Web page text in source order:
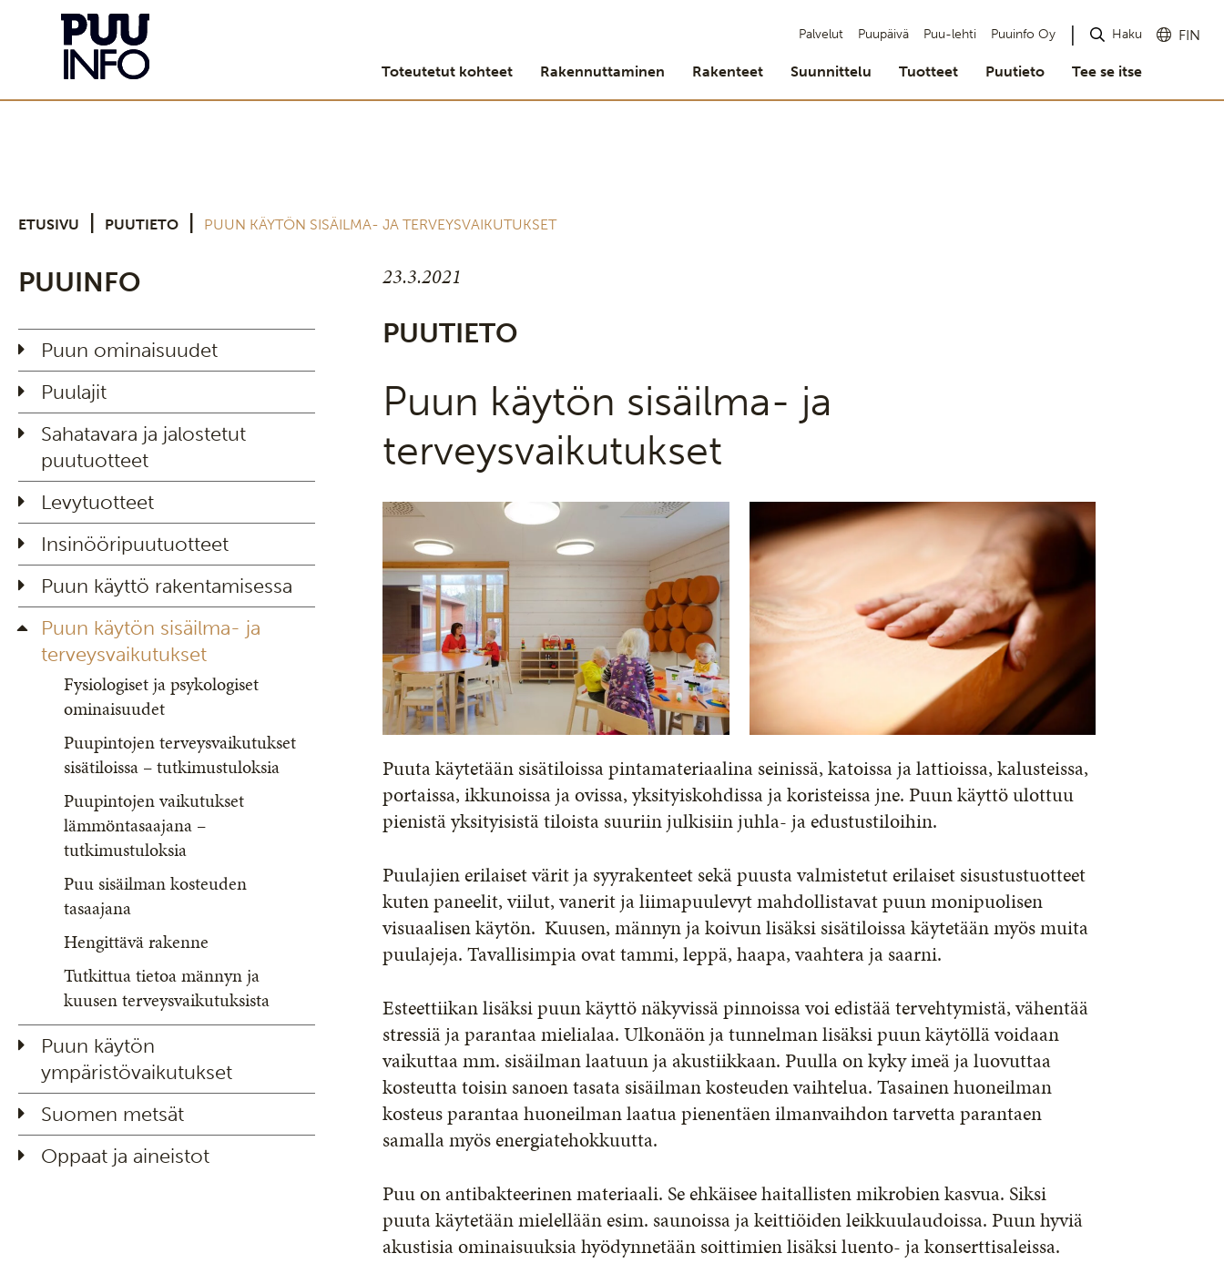
Palvelut Puupäivä Puu-lehti Puuinfo Oy Haku FIN
Toteutetut kohteet Rakennuttaminen Rakenteet Suunnittelu Tuotteet Puutieto Tee se itse
ETUSIVU PUUTIETO PUUN KÄYTÖN SISÄILMA- JA TERVEYSVAIKUTUKSET
PUUINFO
Puun ominaisuudet
Puulajit
Sahatavara ja jalostetut
puutuotteet
Levytuotteet
Insinööripuutuotteet
Puun käyttö rakentamisessa
Puun käytön sisäilma- ja
terveysvaikutukset
Fysiologiset ja psykologiset
ominaisuudet
Puupintojen terveysvaikutukset
sisätiloissa – tutkimustuloksia
Puupintojen vaikutukset
lämmöntasaajana –
tutkimustuloksia
Puu sisäilman kosteuden
tasaajana
Hengittävä rakenne
Tutkittua tietoa männyn ja
kuusen terveysvaikutuksista
Puun käytön
ympäristövaikutukset
Suomen metsät
Oppaat ja aineistot
23.3.2021
PUUTIETO
Puun käytön sisäilma- ja
terveysvaikutukset
Puuta käytetään sisätiloissa pintamateriaalina seinissä, katoissa ja lattioissa, kalusteissa,
portaissa, ikkunoissa ja ovissa, yksityiskohdissa ja koristeissa jne. Puun käyttö ulottuu
pienistä yksityisistä tiloista suuriin julkisiin juhla- ja edustustiloihin.
Puulajien erilaiset värit ja syyrakenteet sekä puusta valmistetut erilaiset sisustustuotteet
kuten paneelit, viilut, vanerit ja liimapuulevyt mahdollistavat puun monipuolisen
visuaalisen käytön. Kuusen, männyn ja koivun lisäksi sisätiloissa käytetään myös muita
puulajeja. Tavallisimpia ovat tammi, leppä, haapa, vaahtera ja saarni.
Esteettiikan lisäksi puun käyttö näkyvissä pinnoissa voi edistää tervehtymistä, vähentää
stressiä ja parantaa mielialaa. Ulkonäön ja tunnelman lisäksi puun käytöllä voidaan
vaikuttaa mm. sisäilman laatuun ja akustiikkaan. Puulla on kyky imeä ja luovuttaa
kosteutta toisin sanoen tasata sisäilman kosteuden vaihtelua. Tasainen huoneilman
kosteus parantaa huoneilman laatua pienentäen ilmanvaihdon tarvetta parantaen
samalla myös energiatehokkuutta.
Puu on antibakteerinen materiaali. Se ehkäisee haitallisten mikrobien kasvua. Siksi
puuta käytetään mielellään esim. saunoissa ja keittiöiden leikkuulaudoissa. Puun hyviä
akustisia ominaisuuksia hyödynnetään soittimien lisäksi luento- ja konserttisaleissa.